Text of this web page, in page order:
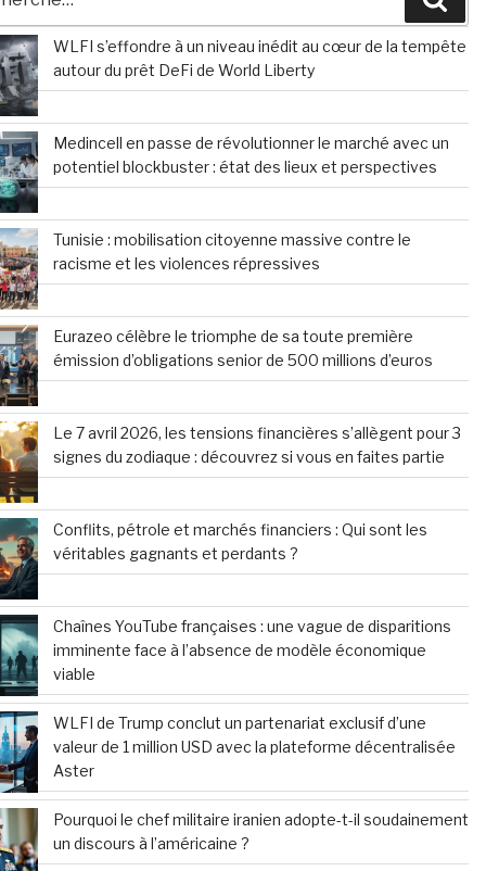
WLFI s’effondre à un niveau inédit au cœur de la tempête
autour du prêt DeFi de World Liberty
Medincell en passe de révolutionner le marché avec un
potentiel blockbuster : état des lieux et perspectives
Tunisie : mobilisation citoyenne massive contre le
racisme et les violences répressives
Eurazeo célèbre le triomphe de sa toute première
émission d’obligations senior de 500 millions d’euros
Le 7 avril 2026, les tensions financières s’allègent pour 3
signes du zodiaque : découvrez si vous en faites partie
Conflits, pétrole et marchés financiers : Qui sont les
véritables gagnants et perdants ?
Chaînes YouTube françaises : une vague de disparitions
imminente face à l’absence de modèle économique
viable
WLFI de Trump conclut un partenariat exclusif d’une
valeur de 1 million USD avec la plateforme décentralisée
Aster
Pourquoi le chef militaire iranien adopte-t-il soudainement
un discours à l’américaine ?